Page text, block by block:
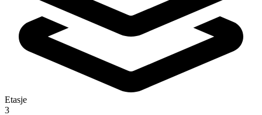
Etasje
3